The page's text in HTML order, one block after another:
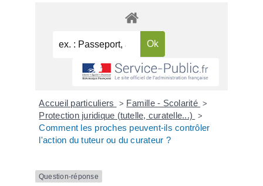
Accueil particuliers > Famille - Scolarité >
Protection juridique (tutelle, curatelle...) >
Comment les proches peuvent-ils contrôler
l'action du tuteur ou du curateur ?
Question-réponse